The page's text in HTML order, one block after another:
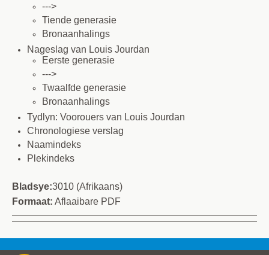
--->
Tiende generasie
Bronaanhalings
Nageslag van Louis Jourdan
Eerste generasie
--->
Twaalfde generasie
Bronaanhalings
Tydlyn: Voorouers van Louis Jourdan
Chronologiese verslag
Naamindeks
Plekindeks
Bladsye:3010 (Afrikaans)
Formaat: Aflaaibare PDF